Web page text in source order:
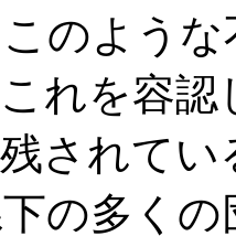
のよう
れを容
されて
の多く